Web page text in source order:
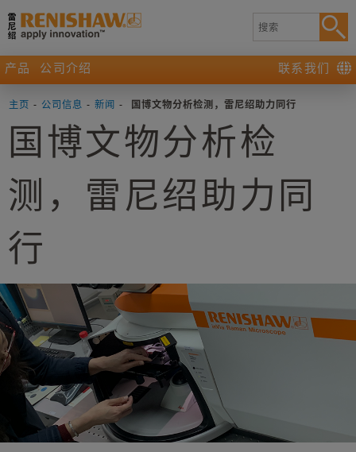
产品 公司介绍 联系我们
主页 - 公司信息 - 新闻 - 国博文物分析检测，雷尼绍助力同行
国博文物分析检
测，雷尼绍助力同
行